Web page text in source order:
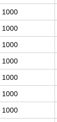
1000
1000
1000
1000
1000
1000
1000